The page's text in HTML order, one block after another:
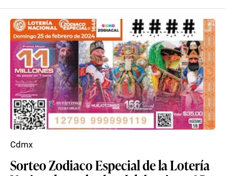
Sorteo Zodiaco Especial de la Lotería
Cdmx